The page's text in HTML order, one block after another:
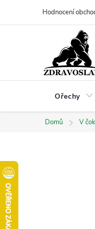
Hodnocení
Ořechy
Domů V